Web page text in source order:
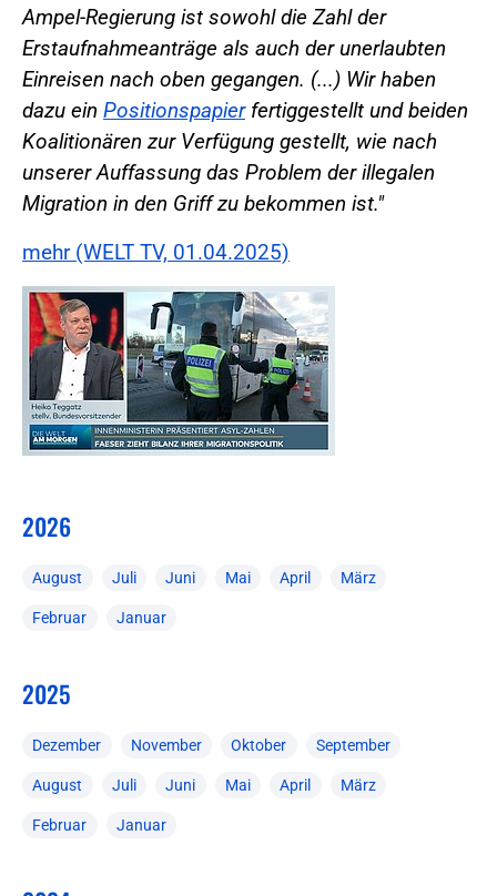
Ampel-Regierung ist sowohl die Zahl der
Erstaufnahmeanträge als auch der unerlaubten
Einreisen nach oben gegangen. (...) Wir haben
dazu ein Positionspapierfertiggestellt und beiden
Koalitionären zur Verfügung gestellt, wie nach
unserer Auffassung das Problem der illegalen
Migration in den Griff zu bekommen ist."
mehr (WELT TV, 01.04.2025)
2026
August Juli Juni Mai April März
Februar Januar
2025
Dezember November Oktober September
August Juli Juni Mai April März
Februar Januar